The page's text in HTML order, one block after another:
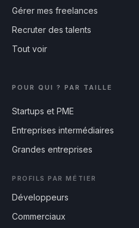
Gérer mes freelances
Recruter des talents
Tout voir
POUR QUI ? PAR TAILLE
Startups et PME
Entreprises intermédiaires
Grandes entreprises
PROFILS PAR MÉTIER
Développeurs
Commerciaux